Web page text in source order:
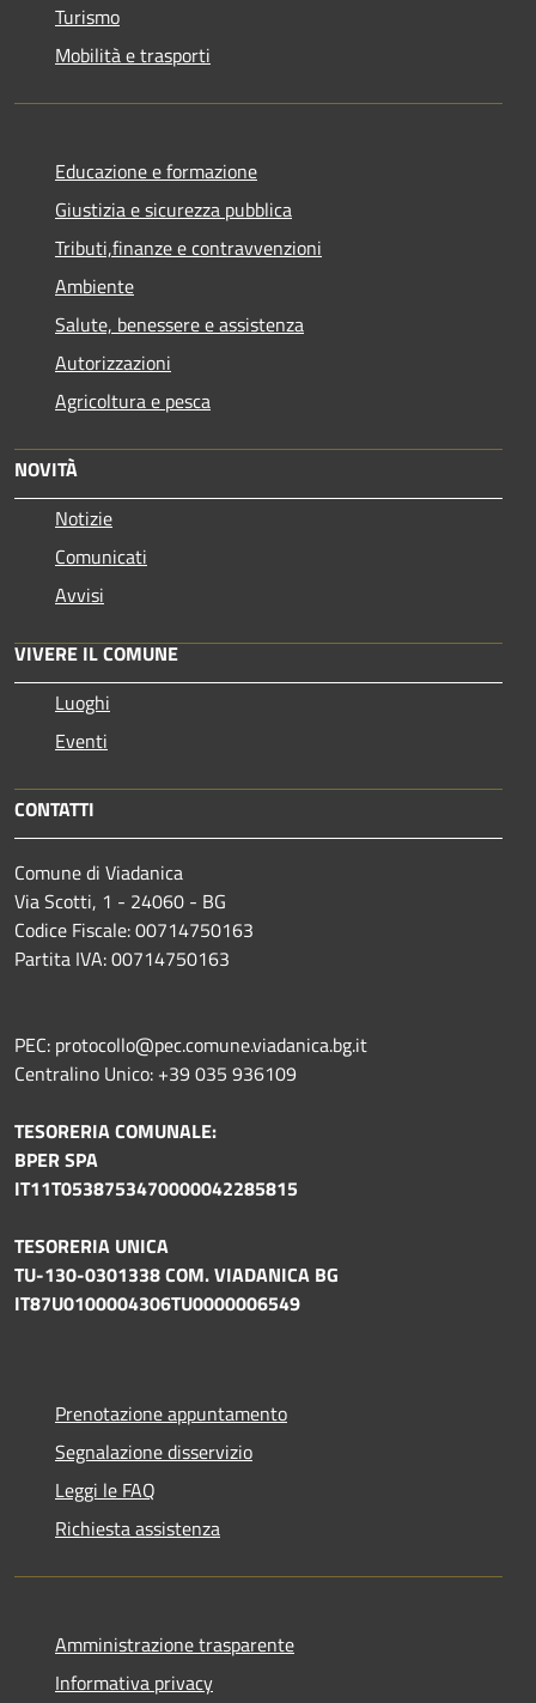
Turismo
Mobilità e trasporti
Educazione e formazione
Giustizia e sicurezza pubblica
Tributi,finanze e contravvenzioni
Ambiente
Salute, benessere e assistenza
Autorizzazioni
Agricoltura e pesca
NOVITÀ
Notizie
Comunicati
Avvisi
VIVERE IL COMUNE
Luoghi
Eventi
CONTATTI
Comune di Viadanica
Via Scotti, 1 - 24060 - BG
Codice Fiscale: 00714750163
Partita IVA: 00714750163
PEC: protocollo@pec.comune.viadanica.bg.it
Centralino Unico: +39 035 936109
TESORERIA COMUNALE:
BPER SPA
IT11T0538753470000042285815
TESORERIA UNICA
TU-130-0301338 COM. VIADANICA BG
IT87U0100004306TU0000006549
Prenotazione appuntamento
Segnalazione disservizio
Leggi le FAQ
Richiesta assistenza
Amministrazione trasparente
Informativa privacy